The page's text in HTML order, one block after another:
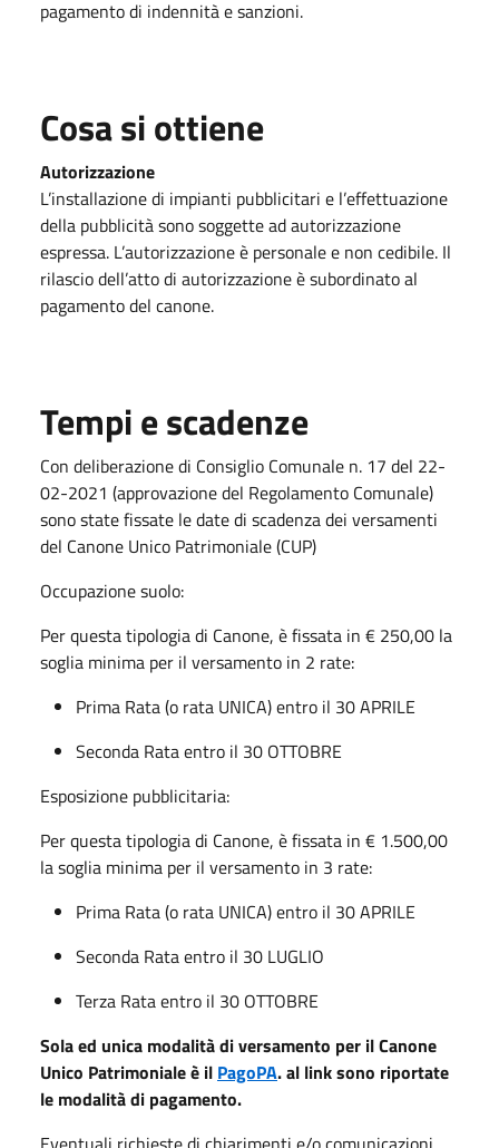
pagamento di indennità e sanzioni.
Cosa si ottiene
Autorizzazione
L’installazione di impianti pubblicitari e l’effettuazione
della pubblicità sono soggette ad autorizzazione
espressa. L’autorizzazione è personale e non cedibile. Il
rilascio dell’atto di autorizzazione è subordinato al
pagamento del canone.
Tempi e scadenze
Con deliberazione di Consiglio Comunale n. 17 del 22-
02-2021 (approvazione del Regolamento Comunale)
sono state fissate le date di scadenza dei versamenti
del Canone Unico Patrimoniale (CUP)
Occupazione suolo:
Per questa tipologia di Canone, è fissata in € 250,00 la
soglia minima per il versamento in 2 rate:
Prima Rata (o rata UNICA) entro il 30 APRILE
Seconda Rata entro il 30 OTTOBRE
Esposizione pubblicitaria:
Per questa tipologia di Canone, è fissata in € 1.500,00
la soglia minima per il versamento in 3 rate:
Prima Rata (o rata UNICA) entro il 30 APRILE
Seconda Rata entro il 30 LUGLIO
Terza Rata entro il 30 OTTOBRE
Sola ed unica modalità di versamento per il Canone
Unico Patrimoniale è il PagoPA. al link sono riportate
le modalità di pagamento.